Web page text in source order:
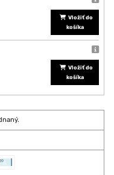
Vložiť do
košíka
Vložiť do
košíka